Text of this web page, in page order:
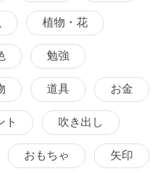
植物・花
勉強
道具 お金
ト 吹き出し
おもちゃ 矢印